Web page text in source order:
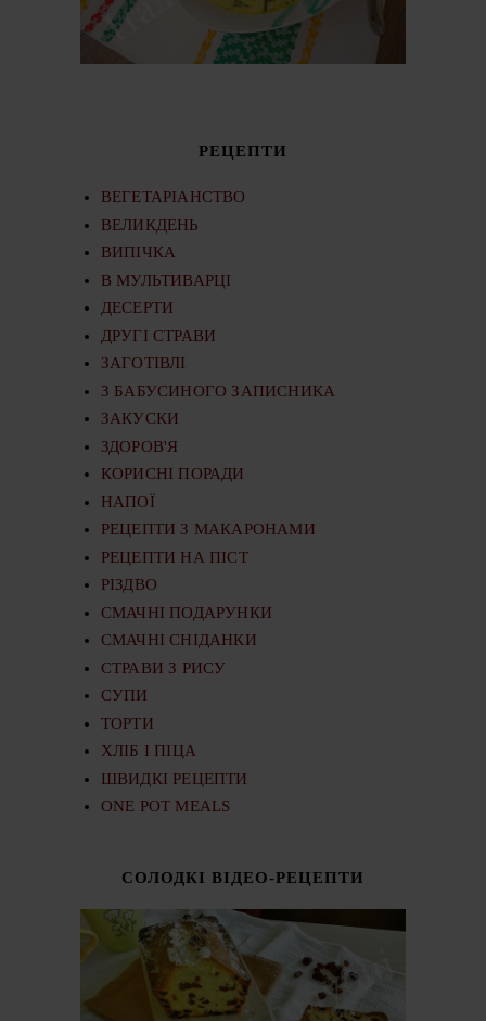
РЕЦЕПТИ
ВЕГЕТАРІАНСТВО
ВЕЛИКДЕНЬ
ВИПІЧКА
В МУЛЬТИВАРЦІ
ДЕСЕРТИ
ДРУГІ СТРАВИ
ЗАГОТІВЛІ
З БАБУСИНОГО ЗАПИСНИКА
ЗАКУСКИ
ЗДОРОВ'Я
КОРИСНІ ПОРАДИ
НАПОЇ
РЕЦЕПТИ З МАКАРОНАМИ
РЕЦЕПТИ НА ПІСТ
РІЗДВО
СМАЧНІ ПОДАРУНКИ
СМАЧНІ СНІДАНКИ
СТРАВИ З РИСУ
СУПИ
ТОРТИ
ХЛІБ І ПІЦА
ШВИДКІ РЕЦЕПТИ
ONE POT MEALS
СОЛОДКІ ВІДЕО-РЕЦЕПТИ